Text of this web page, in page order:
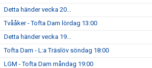
Detta händer vecka 20...
Tvååker - Tofta Dam lördag 13:00
Detta händer vecka 19...
Tofta Dam - L:a Träslöv söndag 18:00
LGM - Tofta Dam måndag 19:00